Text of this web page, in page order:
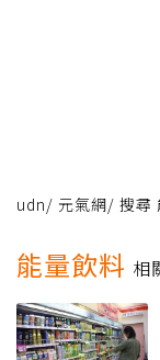
udn/ 元氣網/ 搜尋
能量飲料 相